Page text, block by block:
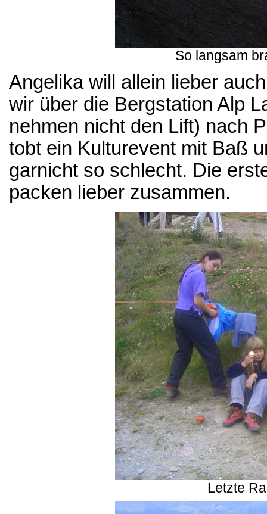
So langsam
Angelika will allein lieber
wir über die Bergstation Alp
nehmen nicht den Lift) nach
tobt ein Kulturevent mit Baß
garnicht so schlecht. Die
packen lieber zusammen.
Letzte